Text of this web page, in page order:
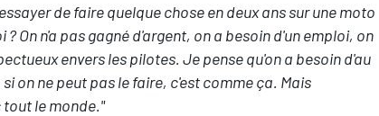
de faire quelque chose en deux ans sur une moto
On n'a pas gagné d'argent, on a besoin d'un emploi, on
envers les pilotes. Je pense qu'on a besoin d'au
on ne peut pas le faire, c'est comme ça. Mais
le monde."